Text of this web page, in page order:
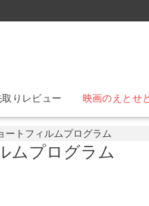
りレビュー 映画のえとせ
ートフィルムプログラム
ムプログラム